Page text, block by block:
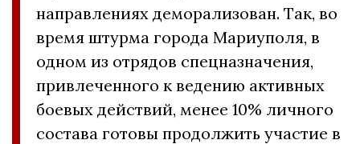
направлениях деморализован. Так, во
время штурма города Мариуполя, в
одном из отрядов спецназначения,
привлеченного к ведению активных
боевых действий, менее 10% личного
состава готовы продолжить участие в